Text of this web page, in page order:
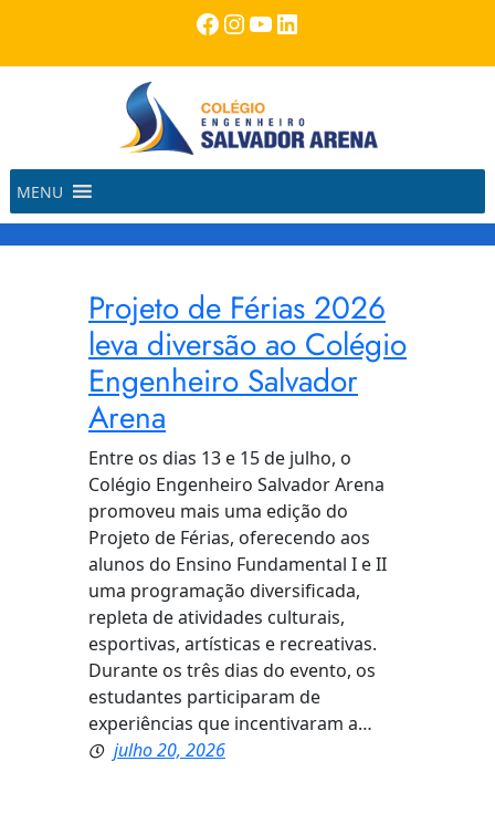
o
Facebook
Instagram
Youtube
LinkedIn
MENU
Projeto de Férias 2026
leva diversão ao Colégio
Engenheiro Salvador
Arena
Entre os dias 13 e 15 de julho, o
Colégio Engenheiro Salvador Arena
promoveu mais uma edição do
Projeto de Férias, oferecendo aos
alunos do Ensino Fundamental I e II
uma programação diversificada,
repleta de atividades culturais,
esportivas, artísticas e recreativas.
Durante os três dias do evento, os
estudantes participaram de
experiências que incentivaram a…
julho 20, 2026